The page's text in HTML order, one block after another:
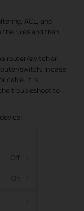
ACL, and
the rules and then
router/switch or
switch, in case
cable. It is
troubleshoot to